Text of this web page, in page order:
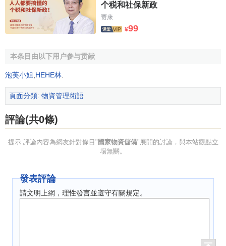
个税和社保新政
贾康
¥99
本条目由以下用户参与贡献
泡芙小姐,HEHE林.
頁面分類: 物資管理術語
評論(共0條)
提示:評論內容為網友針對條目"國家物資儲備"展開的討論，與本站觀點立
場無關。
發表評論
請文明上網，理性發言並遵守有關規定。